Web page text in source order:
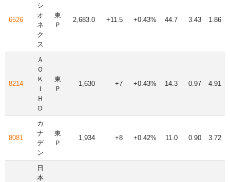
6526
シ
オ
ネ
ク
ス
東
Ｐ
2,683.0 +11.5 +0.43% 44.7 3.43 1.86
8214
Ａ
Ｏ
Ｋ
Ｉ
Ｈ
Ｄ
東
Ｐ
1,630 +7 +0.43% 14.3 0.97 4.91
8081
カ
ナ
デ
ン
東
Ｐ
1,934 +8 +0.42% 11.0 0.90 3.72
日
本